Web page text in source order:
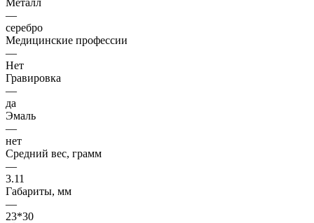
—
серебро
Медицинские профессии
—
Нет
Гравировка
—
да
Эмаль
—
нет
Средний вес, грамм
—
3.11
Габариты, мм
—
23*30